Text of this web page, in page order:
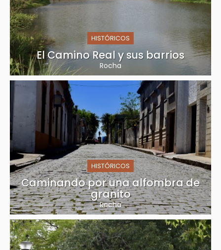
HISTÓRICOS
El Camino Real y sus barrios
Rocha
HISTÓRICOS
Caminando por una alfombra de
granito
Rocha